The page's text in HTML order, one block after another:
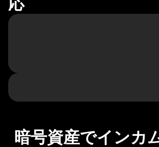
暗号資産でインカ